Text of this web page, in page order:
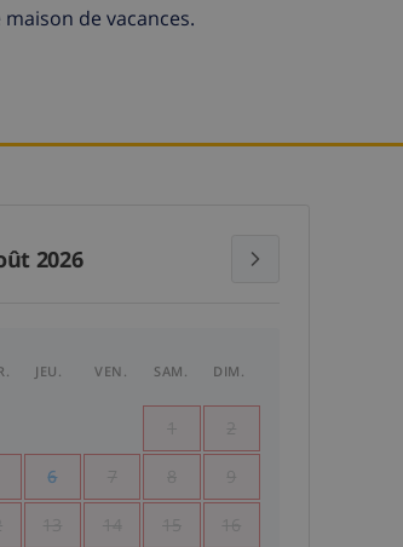
de vacances.
2026
JEU. VEN. SAM. DIM.
1 2
6 7 8 9
13 14 15 16